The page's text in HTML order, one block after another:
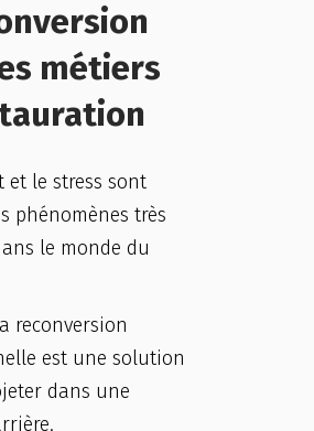
métiers
et le stress sont
phénomènes très
le monde du
reconversion
est une solution
dans une